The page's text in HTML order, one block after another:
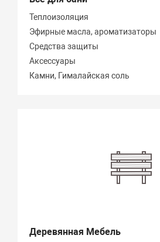
Теплоизоляция
Эфирные масла, ароматизаторы
Средства защиты
Аксессуары
Камни, Гималайская соль
Деревянная Мебель